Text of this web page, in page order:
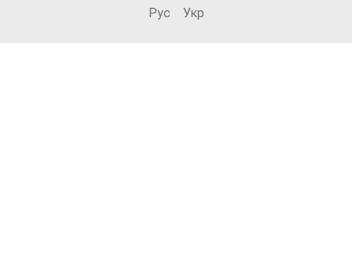
Рус Укр